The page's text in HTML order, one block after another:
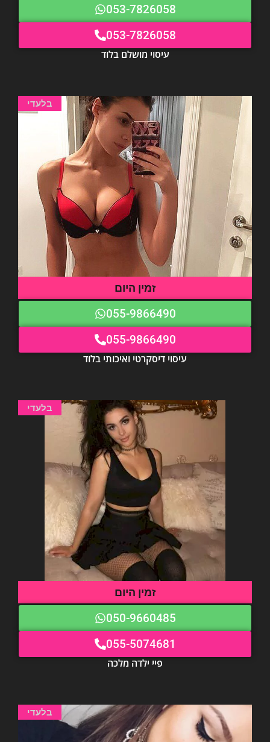
053-7826058
053-7826058
עיסוי מושלם בלוד
בלעדי
זמין היום
055-9866490
055-9866490
עיסוי דיסקרטי ואיכותי בלוד
בלעדי
זמין היום
050-9660485
055-5074681
פיי ילדה מלכה
בלעדי